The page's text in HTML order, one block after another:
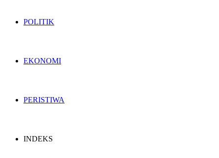
POLITIK
EKONOMI
PERISTIWA
INDEKS